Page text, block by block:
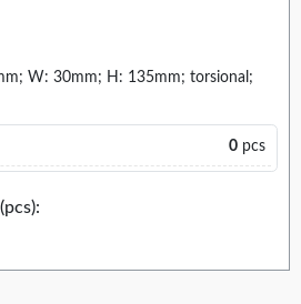
W: 30mm; H: 135mm; torsional;
0 pcs